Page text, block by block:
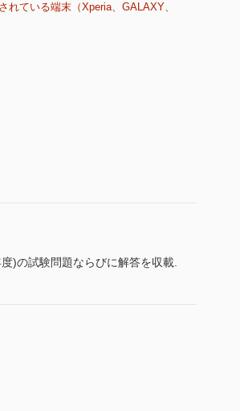
ている端末（Xperia、GALAXY、
)の試験問題ならびに解答を収載.